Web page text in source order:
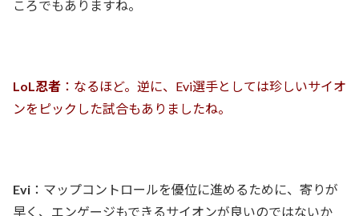
ころでもありますね。
LoL忍者 ：なるほど。逆に、Evi選手としては珍しいサイオ
ンをピックした試合もありましたね。
Evi ：マップコントロールを優位に進めるために、寄りが
早く、エンゲージもできるサイオンが良いのではないか